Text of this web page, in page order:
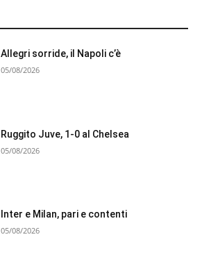
Allegri sorride, il Napoli c’è
05/08/2026
Ruggito Juve, 1-0 al Chelsea
05/08/2026
Inter e Milan, pari e contenti
05/08/2026